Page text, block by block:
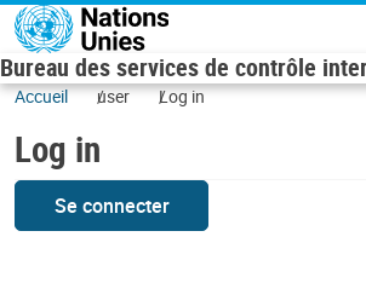
Skip to main content
Bureau des services de contrôle
Accueil user Log in
Log in
Se connecter